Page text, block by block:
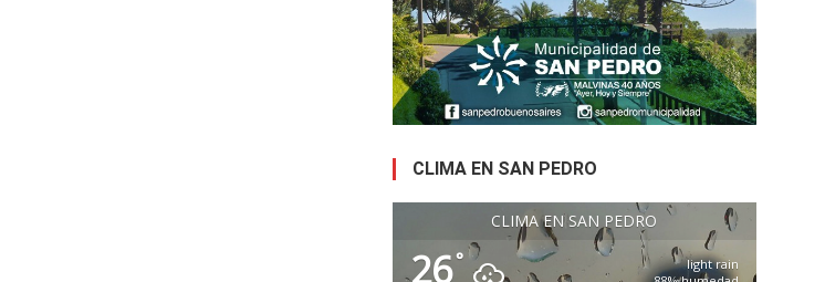
CLIMA EN SAN PEDRO
CLIMA EN SAN PEDRO
26°
light rain